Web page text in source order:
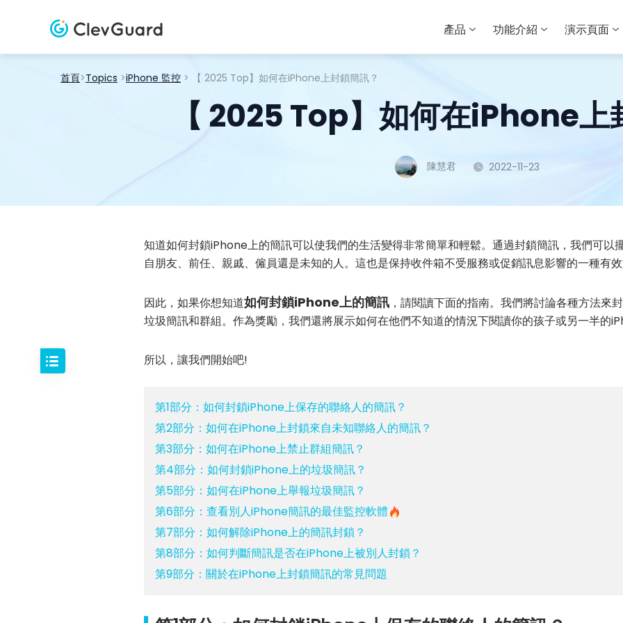
產品 功能介紹 演示頁面
首頁>Topics >iPhone 監控 > 【 2025 Top】如何在iPhone上封鎖簡訊？
【 2025 Top】如何在iPhone上
陳慧君 2022-11-23
知道如何封鎖iPhone上的簡訊可以使我們的生活變得非常簡單和輕鬆。通過封鎖簡訊，我們可以
自朋友、前任、親戚、僱員還是未知的人。這也是保持收件箱不受服務或促銷訊息影響的一種有效
因此，如果你想知道如何封鎖iPhone上的簡訊 ，請閱讀下面的指南。我們將討論各種方法來
垃圾簡訊和群組。作為獎勵，我們還將展示如何在他們不知道的情況下閱讀你的孩子或另一半的
所以，讓我們開始吧!
第1部分：如何封鎖iPhone上保存的聯絡人的簡訊？
第2部分：如何在iPhone上封鎖來自未知聯絡人的簡訊？
第3部分：如何在iPhone上禁止群組簡訊？
第4部分：如何封鎖iPhone上的垃圾簡訊？
第5部分：如何在iPhone上舉報垃圾簡訊？
第6部分：查看別人iPhone簡訊的最佳監控軟體
第7部分：如何解除iPhone上的簡訊封鎖？
第8部分：如何判斷簡訊是否在iPhone上被別人封鎖？
第9部分：關於在iPhone上封鎖簡訊的常見問題